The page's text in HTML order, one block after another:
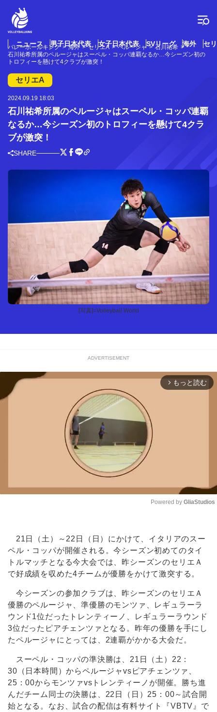
ニュース 男子日本代表 女子日本代表 SVリーグ 海外 セ
バレーボールキング 海外 セリエA ペルージャ
石川祐希
石川祐希所属のペルージャはスーペル・コッパ連覇なるか…今シーズン初の
トロフィーを懸けて4クラブが激突！
セリエA
2024.09.19 18:03
石川祐希所属のペルージャはスーペル・コッパ連覇
なるか…今シーズン初のトロフィーを懸けて4クラ
ブが激突！
SHARE
[写真]=Volleyball World
ADVERTISEMENT
arrow_forward_ios もっと読む
Powered by GliaStudios
21日（土）～22日（日）にかけて、イタリアのスー
ペル・コッパが開催される。今シーズン初めてのタイ
トルマッチとなる今大会では、昨シーズンのセリエＡ
で好成績を収めた4チームが優勝をかけて激突する。
今シーズンの参加クラブは、昨シーズンのセリエＡ
優勝のペルージャ、準優勝のモンツァ、レギュラーラ
ウンド1位だったトレンティーノ、レギュラーラウンド
3位だったピアチェンツァとなる。昨年の優勝を手にし
たペルージャにとっては、2連覇がかかる大会だ。
スーペル・コッパの準決勝は、21日（土）22：
30（日本時間）からペルージャvsピアチェンツァ、
25：00からモンツァvsトレンティーノが開催。勝ち進
んだチーム同士の決勝は、22日（日）25：00～試合開
始となる。なお、試合の配信は有料サイト『VBTV』で